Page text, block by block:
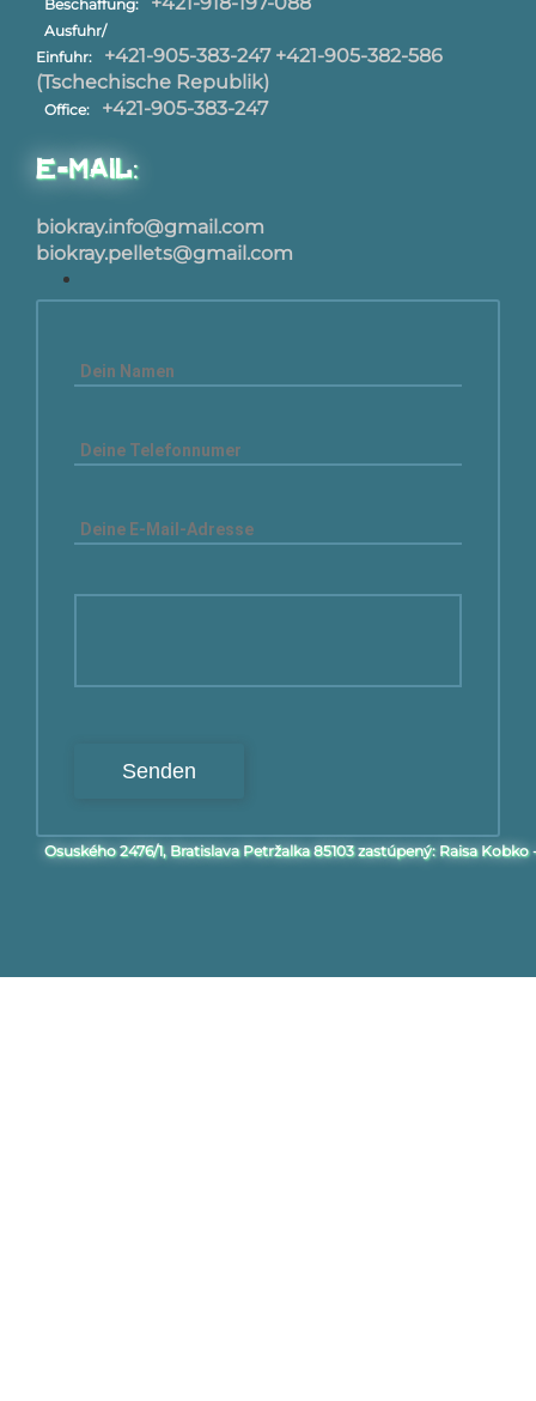
Beschaffung:
Ausfuhr/
Einfuhr:
+421-905-383-247 +421-905-382-586
(Tschechische Republik)
Office: +421-905-383-247
E-Mail:
biokray.info@gmail.com
biokray.pellets@gmail.com
Osuského 2476/1, Bratislava Petržalka 85103 zastúpený: Raisa